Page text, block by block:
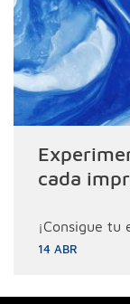
cada
¡Consigue
14 ABR